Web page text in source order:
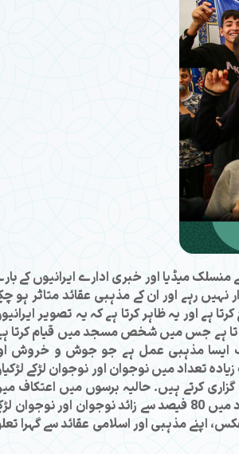
میڈیا اور خبری ادارے ایرانیوں کے
رہے اور ان کے مذہبی عقائد متاثر ہو
ہے اور یہ ظاہر کرتا ہے کہ یہ تصویر
ہوتا ہے جس میں شخص مسجد میں قیام کرتا
ایک ایسا مذہبی عمل ہے جو جوش و خروش
تعداد میں نوجوان اور نوجوان لڑکے
کرتے ہیں۔ حالیہ برسوں میں اعتکاف
شرکت کرنے والوں کی تعداد میں اوسطاً 20 فیصد اضافہ ہوا ہے۔ مثال کے طور پر، سن 2024 میں اعتکاف میں شریک افراد میں 80 فیصد سے زائد نوجوان اور
اپنے مذہبی اور اسلامی عقائد سے گہرا